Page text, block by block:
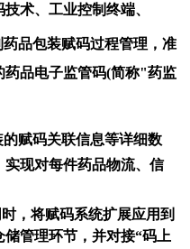
术、工业控制终端、
品包装赋码过程管理， 准
药品电子监管码(简称"药监
赋码关联信息等详细数
现对每件药品物流、信
，将赋码系统扩展应用到
储管理环节，并对接“码上